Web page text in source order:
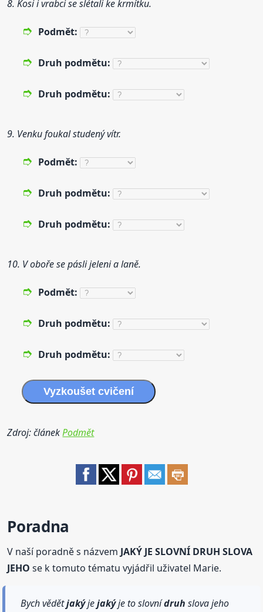
8. Kosi i vrabci se slétali ke krmítku.
Podmět:
Druh podmětu:
Druh podmětu:
9. Venku foukal studený vítr.
Podmět:
Druh podmětu:
Druh podmětu:
10. V oboře se pásli jeleni a laně.
Podmět:
Druh podmětu:
Druh podmětu:
Vyzkoušet cvičení
Zdroj: článekPodmět
Poradna
V naší poradně s názvem JAKÝ JE SLOVNÍ DRUH SLOVA
JEHO se k tomuto tématu vyjádřil uživatel Marie.
Bych vědětjakýjejakýje to slovnídruh slova jeho